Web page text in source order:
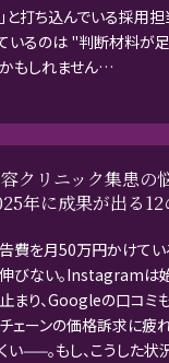
と打ち込んでいる採用
いるのは "判断材料が
もしれません…
クリニック集患の
年に成果が出る
費を月50万円かけて
びない。Instagramは
まり、Googleの口コミ
ェーンの価格訴求に疲
い——。もし、こうした